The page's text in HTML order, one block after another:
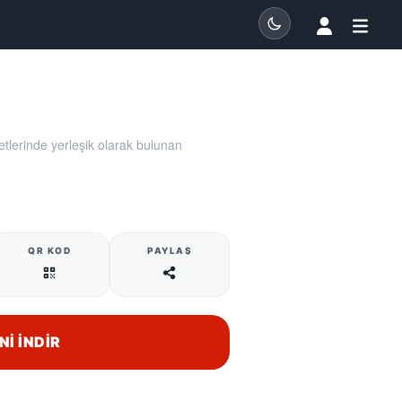
yerleşik olarak bulunan
QR KOD PAYLAŞ
İNDIR